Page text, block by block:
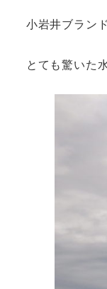
小岩井ブラン
とても驚いた